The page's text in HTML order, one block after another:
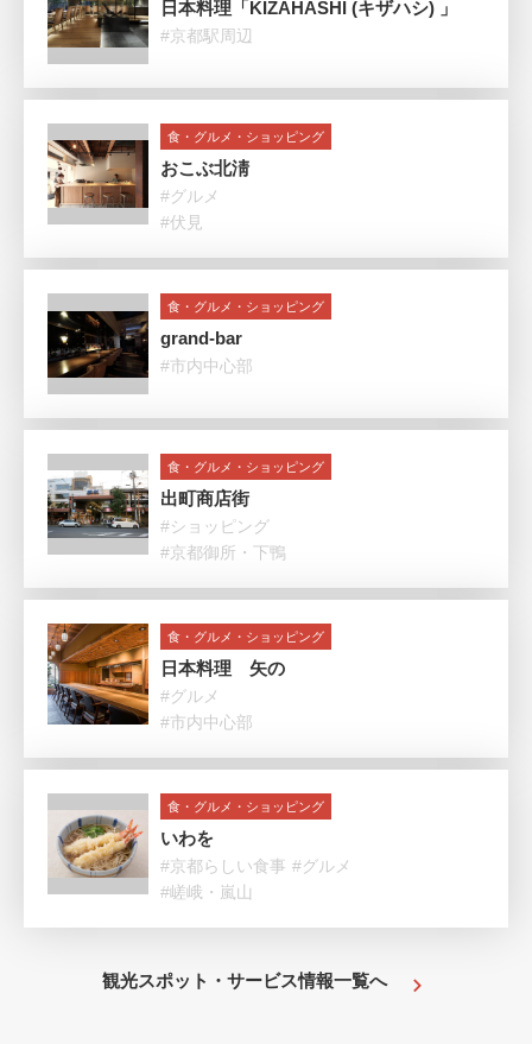
日本料理「KIZAHASHI (キザハシ) 」
#京都駅周辺
食・グルメ・ショッピング
おこぶ北淸
#グルメ
#伏見
食・グルメ・ショッピング
grand-bar
#市内中心部
食・グルメ・ショッピング
出町商店街
#ショッピング
#京都御所・下鴨
食・グルメ・ショッピング
日本料理 矢の
#グルメ
#市内中心部
食・グルメ・ショッピング
いわを
#京都らしい食事 #グルメ
#嵯峨・嵐山
観光スポット・サービス情報一覧へ